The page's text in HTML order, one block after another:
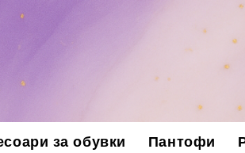
за обувки Пантофи